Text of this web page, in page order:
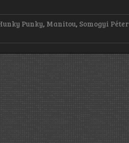
Punky, Manitou, Somogyi Péter